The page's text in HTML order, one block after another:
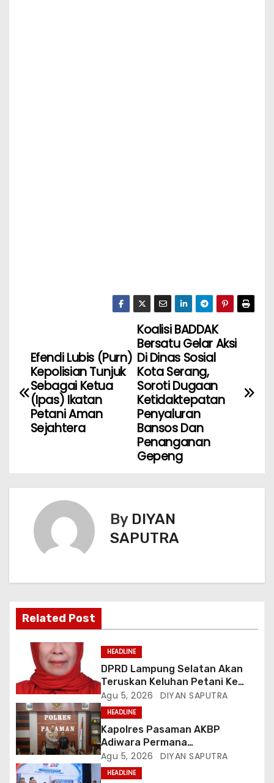
Koalisi BADDAK
Bersatu Gelar Aksi
Di Dinas Sosial
Kota Serang,
Soroti Dugaan
Ketidaktepatan
Penyaluran
Bansos Dan
Penanganan
Gepeng
Efendi Lubis (Purn)
Kepolisian Tunjuk
Sebagai Ketua
(Ipas) Ikatan
Petani Aman
Sejahtera
By DIYAN
SAPUTRA
Related Post
HEADLINE
DPRD Lampung Selatan Akan
Teruskan Keluhan Petani Ke
Dinas Terkait, Minta Audit
Penyaluran Pupuk Bersubsidi Di
Desa Budi Lestari
Agu 5, 2026 DIYAN SAPUTRA
HEADLINE
Kapolres Pasaman AKBP
Adiwara Permana
Anggawisastra S.I.K. Sambut
Kedatangan Kepala Cakrawala
Agu 5, 2026 DIYAN SAPUTRA
HEADLINE